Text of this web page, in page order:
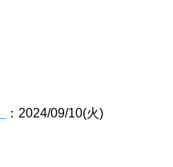
：2024/09/10(火)